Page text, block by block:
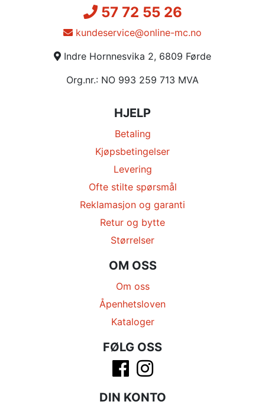
57 72 55 26
kundeservice@online-mc.no
Indre Hornnesvika 2, 6809 Førde
Org.nr.: NO 993 259 713 MVA
HJELP
Betaling
Kjøpsbetingelser
Levering
Ofte stilte spørsmål
Reklamasjon og garanti
Retur og bytte
Størrelser
OM OSS
Om oss
Åpenhetsloven
Kataloger
FØLG OSS
DIN KONTO